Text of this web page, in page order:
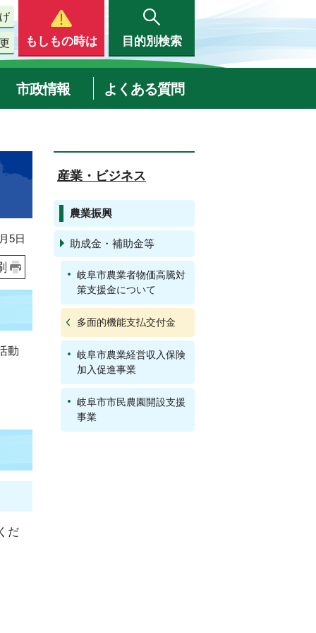
もしもの時は 目的別検索
市政情報 よくある質問
5日
動
だ
産業・ビジネス
農業振興
助成金・補助金等
岐阜市農業者物価高騰対
策支援金について
多面的機能支払交付金
岐阜市農業経営収入保険
加入促進事業
岐阜市市民農園開設支援
事業